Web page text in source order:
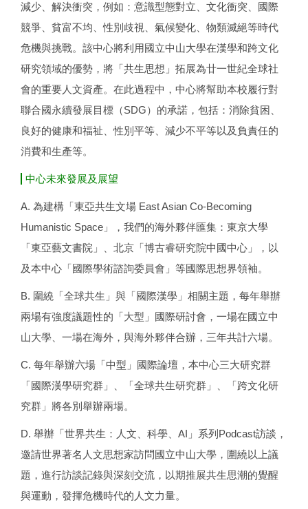
減少、解決衝突，例如：意識型態對立、文化衝突、國際
競爭、貧富不均、性別歧視、氣候變化、物類滅絕等時代
危機與挑戰。該中心將利用國立中山大學在漢學和跨文化
研究領域的優勢，將「共生思想」拓展為廿一世紀全球社
會的重要人文資產。在此過程中，中心將幫助本校履行對
聯合國永續發展目標（SDG）的承諾，包括：消除貧困、
良好的健康和福祉、性別平等、減少不平等以及負責任的
消費和生產等。
中心未來發展及展望
A. 為建構「東亞共生文場 East Asian Co-Becoming
Humanistic Space」，我們的海外夥伴匯集：東京大學
「東亞藝文書院」、北京「博古睿研究院中國中心」，以
及本中心「國際學術諮詢委員會」等國際思想界領袖。
B. 圍繞「全球共生」與「國際漢學」相關主題，每年舉辦
兩場有強度議題性的「大型」國際研討會，一場在國立中
山大學、一場在海外，與海外夥伴合辦，三年共計六場。
C. 每年舉辦六場「中型」國際論壇，本中心三大研究群
「國際漢學研究群」、「全球共生研究群」、「跨文化研
究群」將各別舉辦兩場。
D. 舉辦「世界共生：人文、科學、AI」系列Podcast訪談，
邀請世界著名人文思想家訪問國立中山大學，圍繞以上議
題，進行訪談記錄與深刻交流，以期推展共生思潮的覺醒
與運動，發揮危機時代的人文力量。